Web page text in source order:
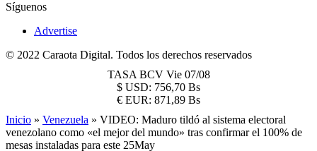
Síguenos
Advertise
© 2022 Caraota Digital. Todos los derechos reservados
TASA BCV Vie 07/08
$ USD: 756,70 Bs
€ EUR: 871,89 Bs
Inicio » Venezuela » VIDEO: Maduro tildó al sistema electoral
venezolano como «el mejor del mundo» tras confirmar el 100% de
mesas instaladas para este 25May